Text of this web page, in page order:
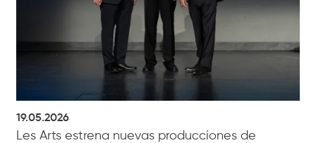
19.05.2026
Les Arts estrena nuevas producciones de